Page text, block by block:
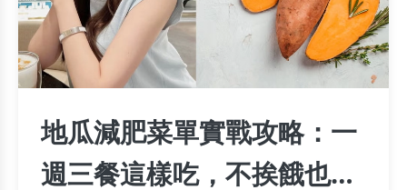
地瓜減肥菜單實戰攻略：一
週三餐這樣吃，不挨餓也能